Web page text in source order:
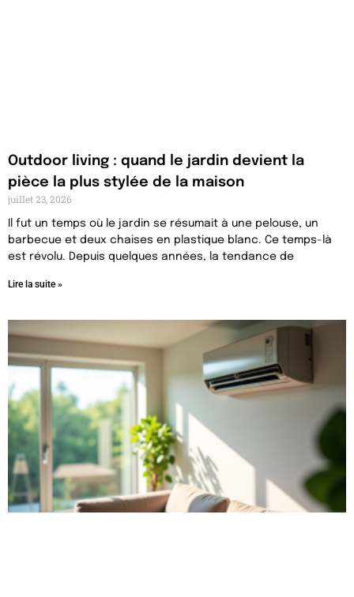
Outdoor living : quand le jardin devient la
pièce la plus stylée de la maison
juillet 23, 2026
Il fut un temps où le jardin se résumait à une pelouse, un
barbecue et deux chaises en plastique blanc. Ce temps-là
est révolu. Depuis quelques années, la tendance de
Lire la suite »